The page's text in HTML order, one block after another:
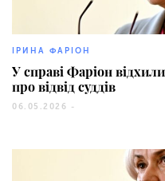
ІРИНА ФАРІОН
У справі Фаріон
про відвід суддів
06.05.2026 -